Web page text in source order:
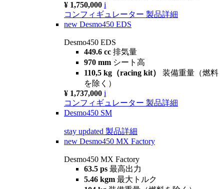
¥ 1,750,000 i
コンフィギュレーター 製品詳細
new Desmo450 EDS
Desmo450 EDS
449.6 cc 排気量
970 mm シート高
110,5 kg（racing kit） 装備重量（燃料
を除く）
¥ 1,737,000 i
コンフィギュレーター 製品詳細
Desmo450 SM
stay updated 製品詳細
new Desmo450 MX Factory
Desmo450 MX Factory
63.5 ps 最高出力
5.46 kgm 最大トルク